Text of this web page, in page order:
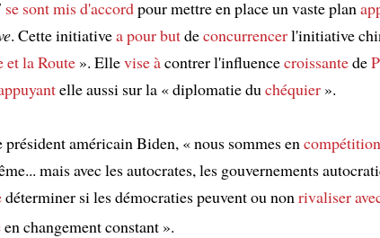
se sont mis d'accordpour mettre en place un vaste plan
. Cette initiativea pour butdeconcurrencerl'initiative
et la Route ». Ellevise àcontrer l'influencecroissantede
elle aussi sur la « diplomatie du chéquier ».
américain Biden, « nous sommes en compétition
mais avec les autocrates, les gouvernements
déterminer si les démocraties peuvent ou non rivaliser
en changement constant ».